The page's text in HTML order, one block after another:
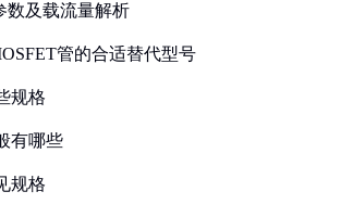
数及载流量解析
管的合适替代型号
规格
有哪些
规格